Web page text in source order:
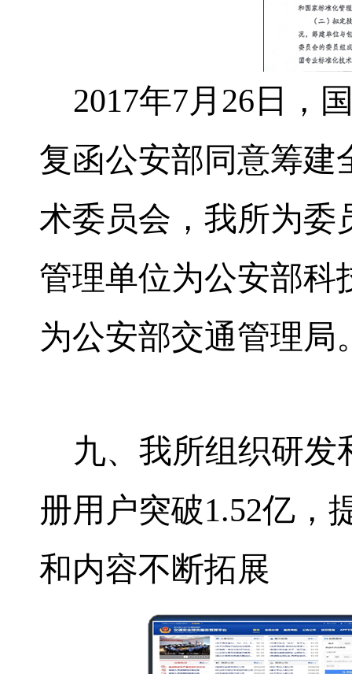
2017年7月 26 日，
复函公安部同意筹建
术委员会，我所为委
管理单位为公安部科
为公安部交通管理局
九、我所组织研发
册用户突破1.52亿，
和内容不断拓展